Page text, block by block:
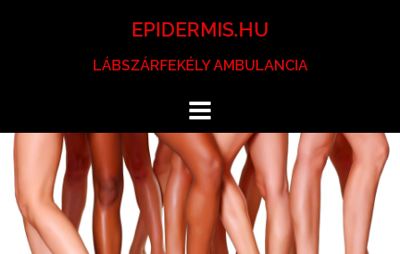
EPIDERMIS.HU
LÁBSZÁRFEKÉLY AMBULANCIA